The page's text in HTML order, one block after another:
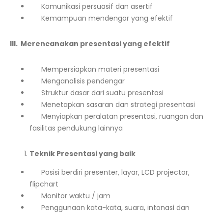
Komunikasi persuasif dan asertif
Kemampuan mendengar yang efektif
III. Merencanakan presentasi yang efektif
Mempersiapkan materi presentasi
Menganalisis pendengar
Struktur dasar dari suatu presentasi
Menetapkan sasaran dan strategi presentasi
Menyiapkan peralatan presentasi, ruangan dan
fasilitas pendukung lainnya
Teknik Presentasi yang baik
Posisi berdiri presenter, layar, LCD projector,
flipchart
Monitor waktu / jam
Penggunaan kata-kata, suara, intonasi dan